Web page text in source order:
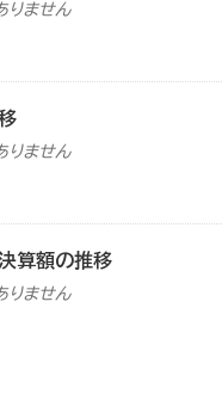
りません
りません
算額の推移
りません